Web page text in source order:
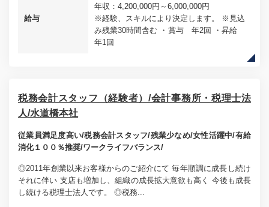
給与
年収：4,200,000円～6,000,000円
※経験、スキルにより決定します。 ※見込
み残業30時間含む ・賞与 年2回 ・昇給
年1回
税務会計スタッフ（経験者）/会計事務所・税理士法
人/水道橋本社
従業員満足度高い/税務会計スタッフ/残業少なめ/女性活躍中/有給
消化１００％推奨/ワークライフバランス/
◎2011年創業以来お客様からのご紹介にて 毎年順調に成長し続け
それに伴い 支店も増加し、組織の成長拡大意欲も高く 今後も成長
し続ける税理士法人です。 ◎税務...